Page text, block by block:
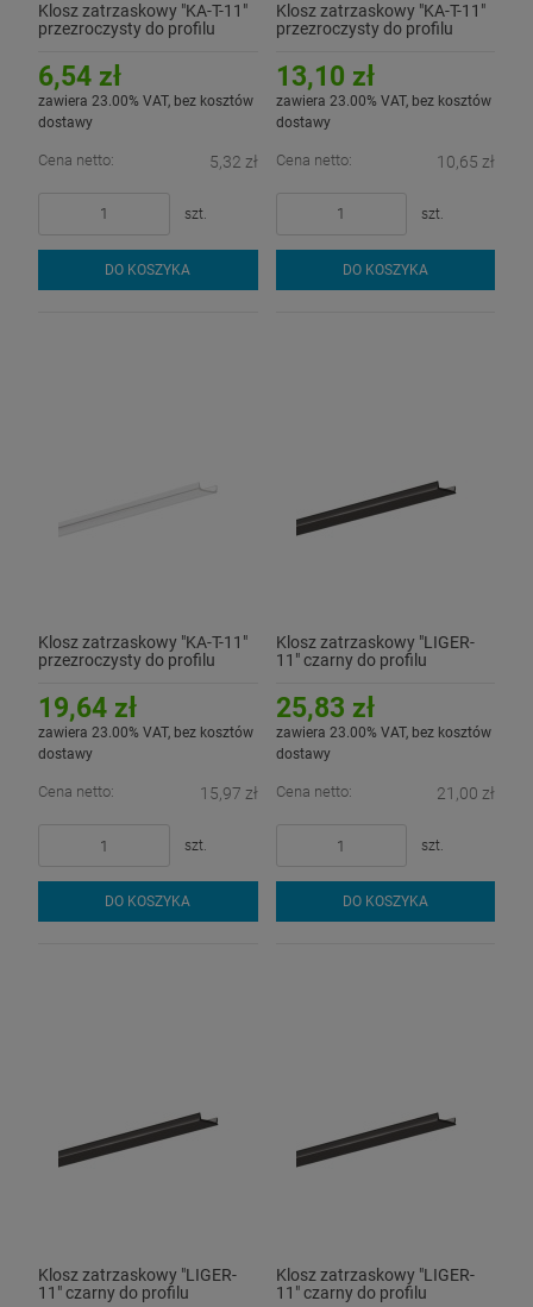
Klosz zatrzaskowy "KA-T-11"
przezroczysty do profilu
6,54 zł
zawiera 23.00% VAT, bez kosztów
dostawy
Cena netto: 5,32 zł
szt.
DO KOSZYKA
Klosz zatrzaskowy "KA-T-11"
przezroczysty do profilu
13,10 zł
zawiera 23.00% VAT, bez kosztów
dostawy
Cena netto: 10,65 zł
szt.
DO KOSZYKA
Klosz zatrzaskowy "KA-T-11"
przezroczysty do profilu
19,64 zł
zawiera 23.00% VAT, bez kosztów
dostawy
Cena netto: 15,97 zł
szt.
DO KOSZYKA
Klosz zatrzaskowy "LIGER-
11" czarny do profilu
25,83 zł
zawiera 23.00% VAT, bez kosztów
dostawy
Cena netto: 21,00 zł
szt.
DO KOSZYKA
Klosz zatrzaskowy "LIGER-
11" czarny do profilu
Klosz zatrzaskowy "LIGER-
11" czarny do profilu